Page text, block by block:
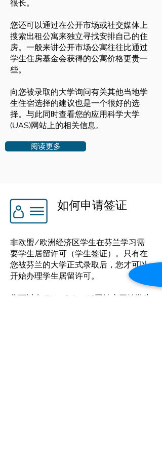
很长。
您还可以通过在公开市场或社交媒体上
搜索出租公寓来独立寻找安排自己的住
房。一般来讲公开市场公寓往往比通过
学生住房基金会获得的公寓价格更贵一
些。
向您被录取的大学询问有关其他当地学
生住宿选择的建议也是一个很好的选
择。与此同时查看您的应用科学大学
(UAS)网站上的相关信息。
阅读更多
如何申请签证
非欧盟/欧洲经济区学生在芬兰学习需
要学生居留许可（学生签证）。只有在
您被芬兰的大学正式录取后，您才可以
开始办理学生居留许可。
您可以在 Enterfinland.fi网站上开始学生